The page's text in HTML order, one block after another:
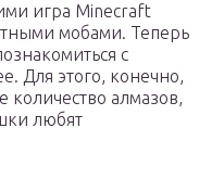
игра Minecraft
мобами. Теперь
с
Для этого, конечно,
количество алмазов,
любят